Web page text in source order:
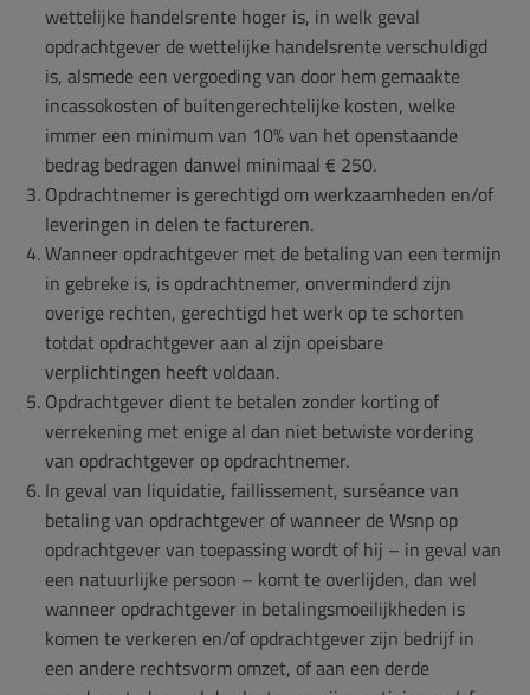
wettelijke handelsrente hoger is, in welk geval
opdrachtgever de wettelijke handelsrente verschuldigd
is, alsmede een vergoeding van door hem gemaakte
incassokosten of buitengerechtelijke kosten, welke
immer een minimum van 10% van het openstaande
bedrag bedragen danwel minimaal € 250.
Opdrachtnemer is gerechtigd om werkzaamheden en/of
leveringen in delen te factureren.
Wanneer opdrachtgever met de betaling van een termijn
in gebreke is, is opdrachtnemer, onverminderd zijn
overige rechten, gerechtigd het werk op te schorten
totdat opdrachtgever aan al zijn opeisbare
verplichtingen heeft voldaan.
Opdrachtgever dient te betalen zonder korting of
verrekening met enige al dan niet betwiste vordering
van opdrachtgever op opdrachtnemer.
In geval van liquidatie, faillissement, surséance van
betaling van opdrachtgever of wanneer de Wsnp op
opdrachtgever van toepassing wordt of hij – in geval van
een natuurlijke persoon – komt te overlijden, dan wel
wanneer opdrachtgever in betalingsmoeilijkheden is
komen te verkeren en/of opdrachtgever zijn bedrijf in
een andere rechtsvorm omzet, of aan een derde